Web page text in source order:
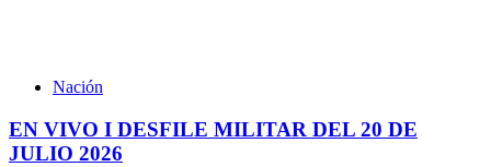
Nación
EN VIVO I DESFILE MILITAR DEL 20 DE
JULIO 2026